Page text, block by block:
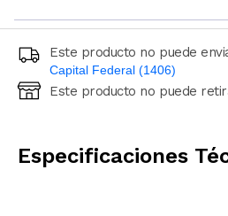
Este producto no puede
Capital Federal (1406)
Ingresá código postal (sólo
Este producto no puede
Especificaciones